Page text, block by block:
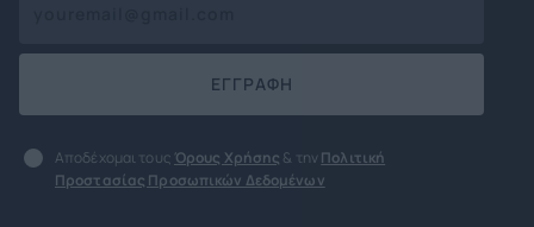
ΕΓΓΡΑΦΗ
Αποδέχομαι τους Όρους Χρήσης & την Πολιτική
Προστασίας Προσωπικών Δεδομένων